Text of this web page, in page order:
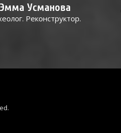
Эмма Усманова
Реконструктор.